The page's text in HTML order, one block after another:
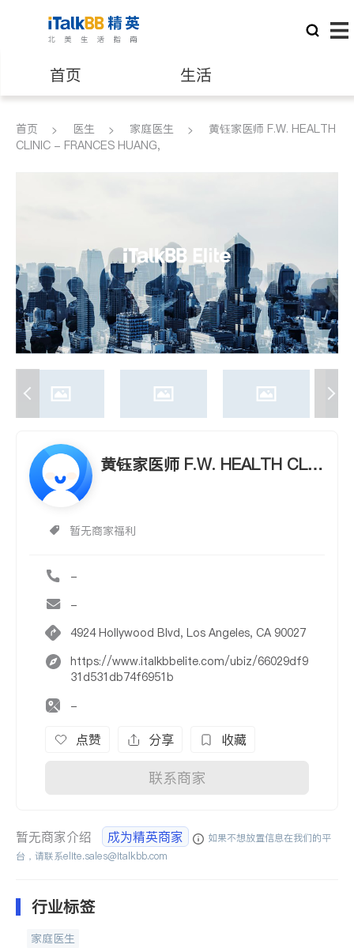
首页 生活
医生 律师
养老 非盈利组织
首页 医生 家庭医生
黄钰家医师 F.W. HEALTH
CLINIC - FRANCES HUANG,
黄钰家医师 F.W. HEALTH CLIN
暂无商家福利
-
-
4924 Hollywood Blvd, Los Angeles, CA 90027
https://www.italkbbelite.com/ubiz/66029df9
31d531db74f6951b
-
点赞 分享 收藏
联系商家
暂无商家介绍 成为精英商家
如果不想放置信息在我们的平
台，请联系elite.sales@italkbb.com
行业标签
家庭医生